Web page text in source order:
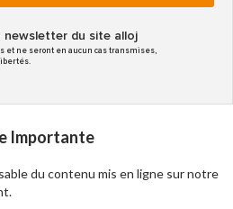
newsletter du site alloj
et ne seront en aucun cas transmises,
Importante
du contenu mis en ligne sur notre